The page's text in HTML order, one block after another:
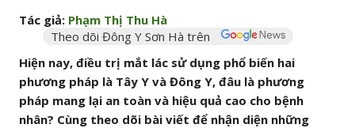
Tác giả: Phạm Thị Thu Hà
Theo dõi Đông Y Sơn Hà trên
Hiện nay, điều trị mắt lác sử dụng phổ biến hai
phương pháp là Tây Y và Đông Y, đâu là phương
pháp mang lại an toàn và hiệu quả cao cho bệnh
nhân? Cùng theo dõi bài viết để nhận diện những